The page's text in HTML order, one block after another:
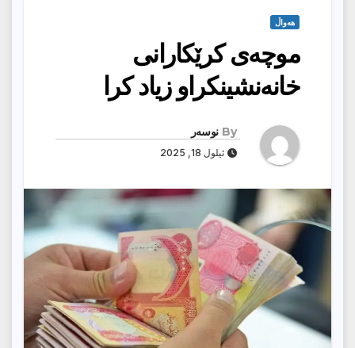
هەواڵ
موچەى کرێکارانى
خانەنشینکراو زیاد کرا
By نوسەر
ئیلول 18, 2025